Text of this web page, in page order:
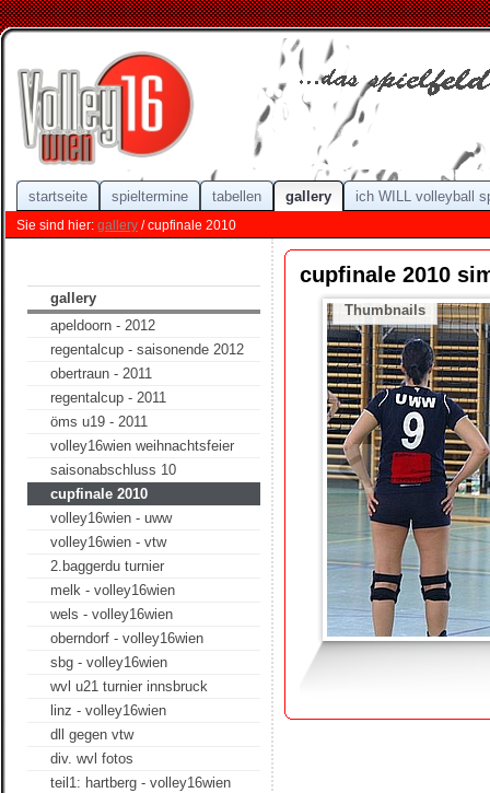
startseite spieltermine tabellen gallery ich WILL volleyball
Sie sind hier: gallery / cupfinale 2010
gallery
apeldoorn - 2012
regentalcup - saisonende 2012
obertraun - 2011
regentalcup - 2011
öms u19 - 2011
volley16wien weihnachtsfeier
saisonabschluss 10
cupfinale 2010
volley16wien - uww
volley16wien - vtw
2.baggerdu turnier
melk - volley16wien
wels - volley16wien
oberndorf - volley16wien
sbg - volley16wien
wvl u21 turnier innsbruck
linz - volley16wien
dll gegen vtw
div. wvl fotos
teil1: hartberg - volley16wien
cupfinale 2010
Thumbnails